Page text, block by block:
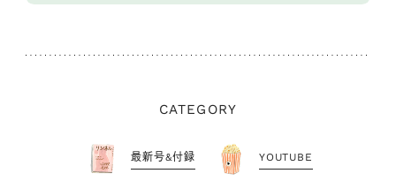
CATEGORY
最新号&付録 YOUTUBE